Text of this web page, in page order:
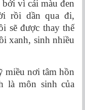
vì cái màu đen
rồi dần qua đi,
sẽ được thay thế
xanh, sinh nhiều
miều nơi tâm hồn
là môn sinh của